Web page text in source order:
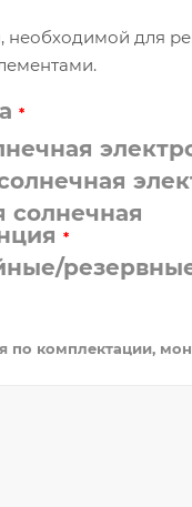
необходимой
*
солнечная
*
по комплектации,